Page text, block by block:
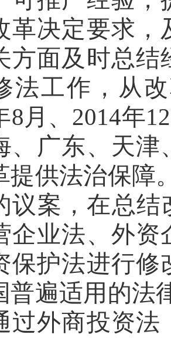
革决定要求
方面及时总结
法工作，从
8月、2014年
、广东、天
提供法治保障
议案，在总结
企业法、外
保护法进行
普遍适用的法
过外商投资